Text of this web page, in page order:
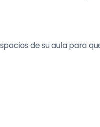
de su aula para